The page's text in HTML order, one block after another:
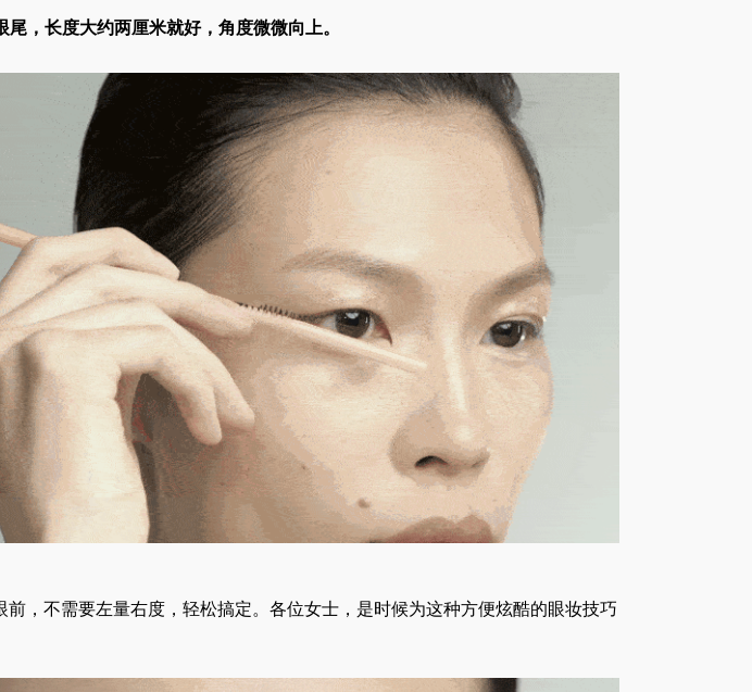
，长度大约两厘米就好，角度微微向上。
前，不需要左量右度，轻松搞定。各位女士，是时候为这种方便炫酷的眼妆技巧